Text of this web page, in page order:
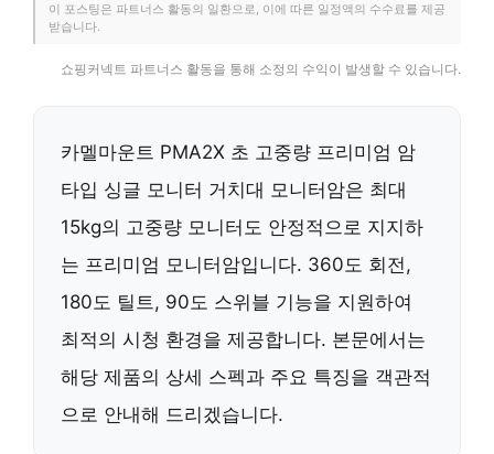
이 포스팅은 파트너스 활동의 일환으로, 이에 따른 일정액의 수수료를 제공
받습니다.
쇼핑커넥트 파트너스 활동을 통해 소정의 수익이 발생할 수 있습니다.
카멜마운트 PMA2X 초 고중량 프리미엄 암
타입 싱글 모니터 거치대 모니터암은 최대
15kg의 고중량 모니터도 안정적으로 지지하
는 프리미엄 모니터암입니다. 360도 회전,
180도 틸트, 90도 스위블 기능을 지원하여
최적의 시청 환경을 제공합니다. 본문에서는
해당 제품의 상세 스펙과 주요 특징을 객관적
으로 안내해 드리겠습니다.